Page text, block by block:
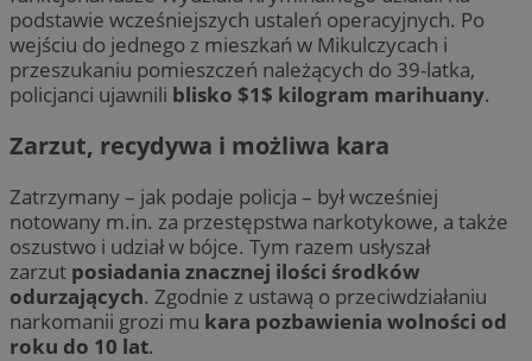
podstawie wcześniejszych ustaleń operacyjnych. Po
wejściu do jednego z mieszkań w Mikulczycach i
przeszukaniu pomieszczeń należących do 39-latka,
policjanci ujawnili blisko $1$ kilogram marihuany.
Zarzut, recydywa i możliwa kara
Zatrzymany – jak podaje policja – był wcześniej
notowany m.in. za przestępstwa narkotykowe, a także
oszustwo i udział w bójce. Tym razem usłyszał
zarzut posiadania znacznej ilości środków
odurzających. Zgodnie z ustawą o przeciwdziałaniu
narkomanii grozi mu kara pozbawienia wolności od
roku do 10 lat.